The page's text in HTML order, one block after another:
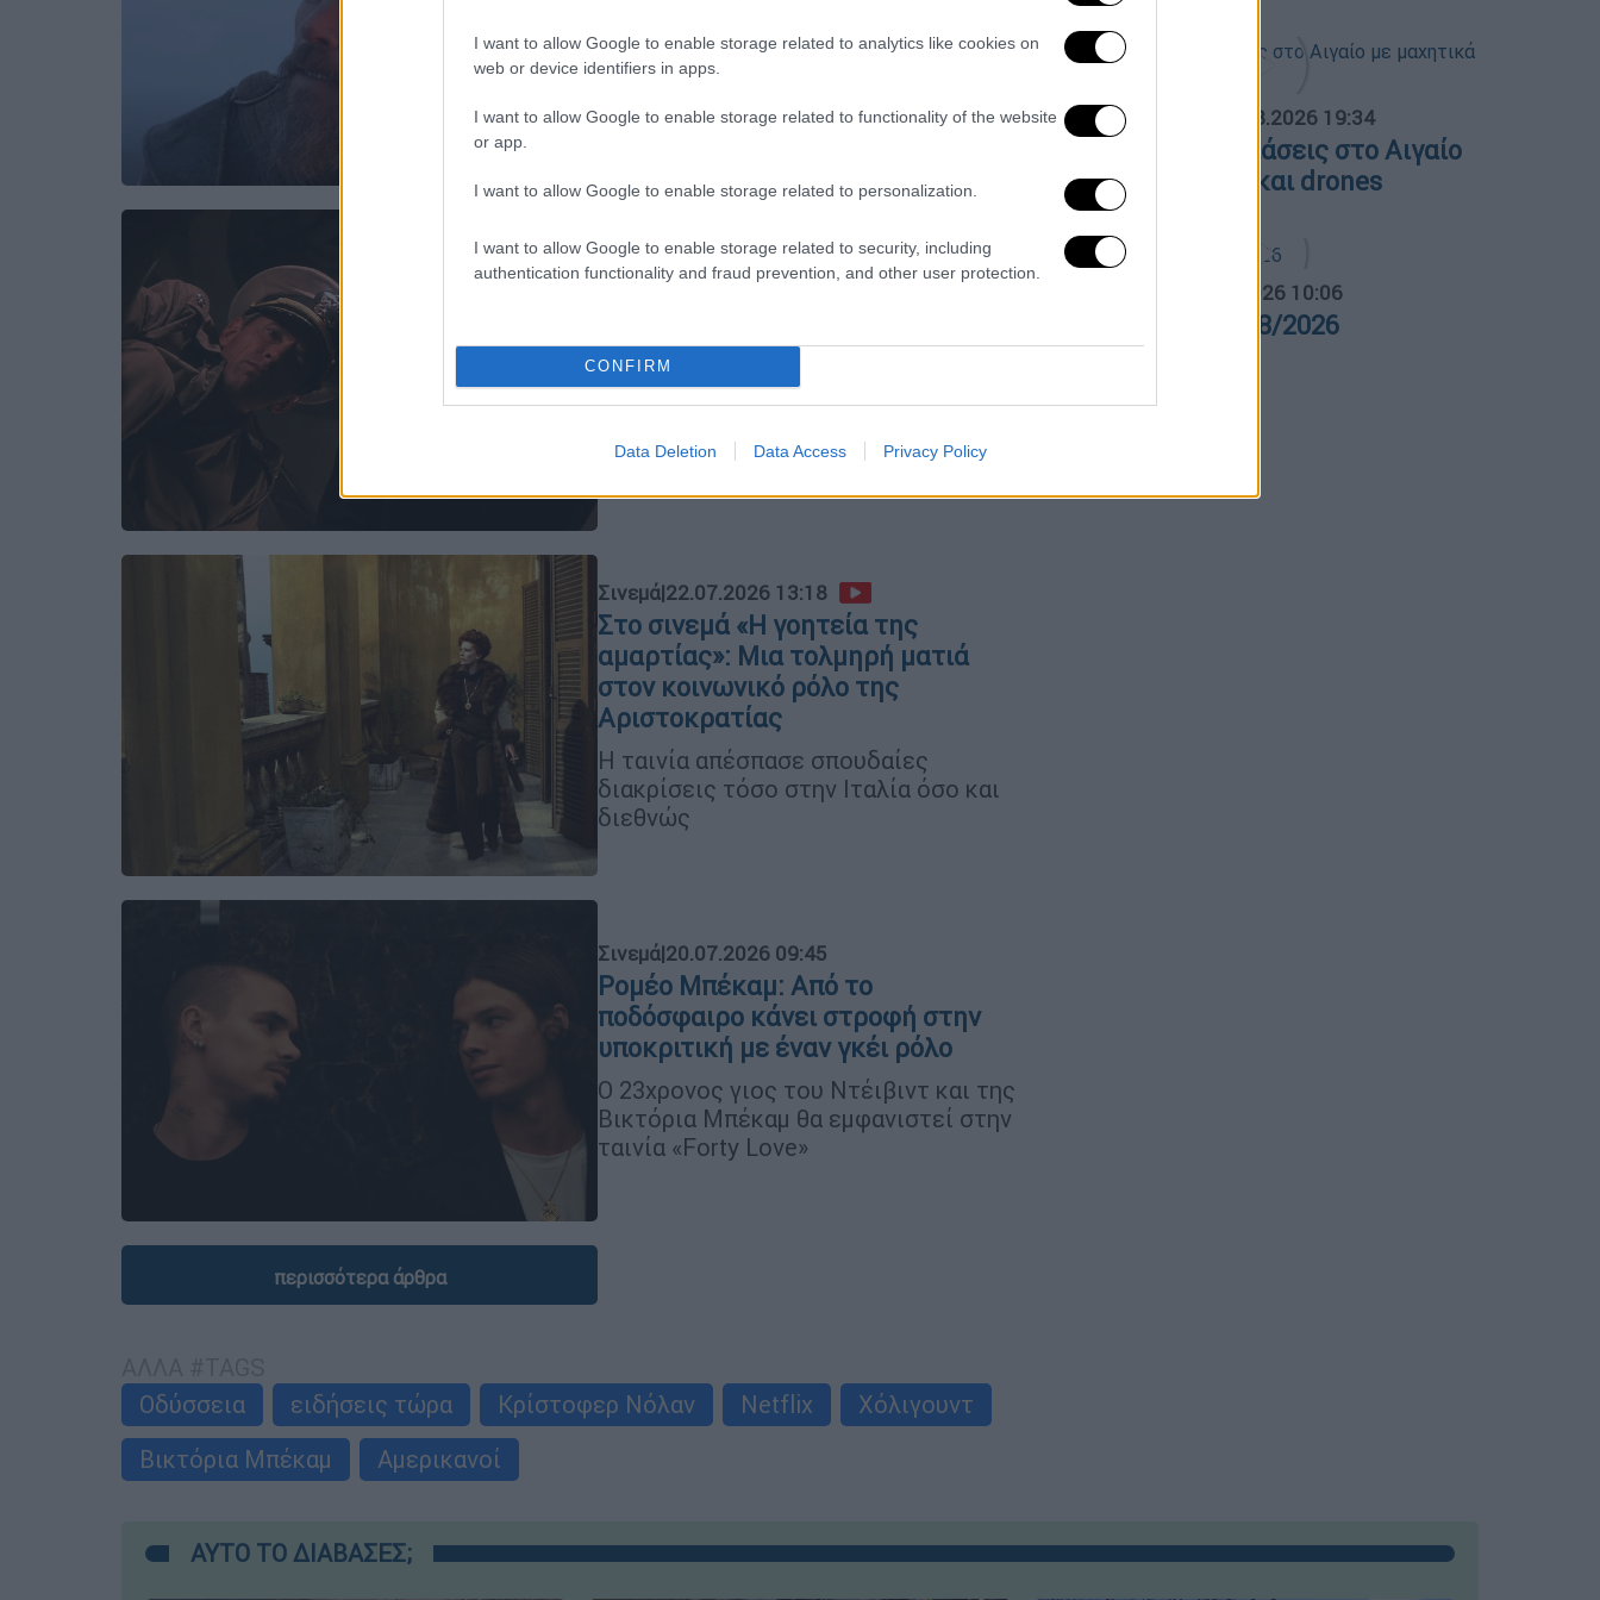
I want to allow Google to enable storage related to analytics like cookies on
web or device identifiers in apps.
I want to allow Google to enable storage related to functionality of the website
or app.
I want to allow Google to enable storage related to personalization.
I want to allow Google to enable storage related to security, including
authentication functionality and fraud prevention, and other user protection.
CONFIRM
Data Deletion Data Access Privacy Policy
της «Οδύσσειας»
Έπρεπε (μπορούσε;) να το παλέψει
περισσότερο ο Βρετανός
σκηνοθέτης;
Our Network|23.07.2026 21:00
Netflix αυτήν την εποχή είναι
μόλις στο νο7
Μία από τις πιο prestige
κινηματογραφικές δουλειές των 90’s
Σινεμά|22.07.2026 13:18
Στο σινεμά «Η γοητεία της
αμαρτίας»: Μια τολμηρή ματιά
στον κοινωνικό ρόλο της
Αριστοκρατίας
Η ταινία απέσπασε σπουδαίες
διακρίσεις τόσο στην Ιταλία όσο και
διεθνώς
Σινεμά|20.07.2026 09:45
Ρομέο Μπέκαμ: Από το
ποδόσφαιρο κάνει στροφή στην
υποκριτική με έναν γκέι ρόλο
Ο 23χρονος γιος του Ντέιβιντ και της
Βικτόρια Μπέκαμ θα εμφανιστεί στην
ταινία «Forty Love»
περισσότερα άρθρα
Οδύσσεια
ειδήσεις τώρα Κρίστοφερ Νόλαν Netflix
Χόλιγουντ
Βικτόρια Μπέκαμ
Αμερικανοί
ΑΠΟΣΠΑΣΜΑΤΑ... 06.08.2026 19:34
Τουρκικές παραβιάσεις στο Αιγαίο
με μαχητικά F-16 και drones
06.08.2026 10:06
Ώρα Ελλάδος 06/08/2026
ΑΥΤΟ ΤΟ ΔΙΑΒΑΣΕΣ;